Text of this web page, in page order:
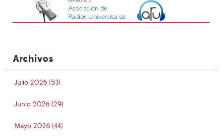
Archivos
Julio 2026 (53)
Junio 2026 (29)
Mayo 2026 (44)